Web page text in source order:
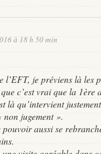
à 18 h 50 min
l’EFT, je préviens là les
c’est vrai que la 1ère
là qu’intervient
jugement ».
pouvoir aussi se